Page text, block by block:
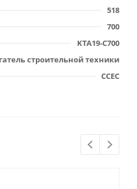
518
700
KTA19-C700
строительной техники
CCEC